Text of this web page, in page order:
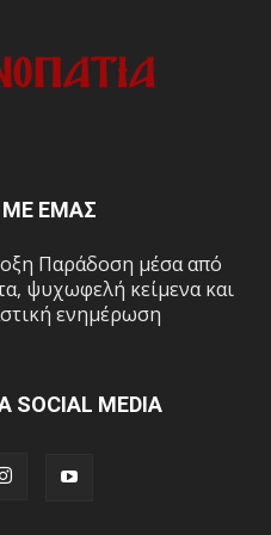
ΜΕ ΕΜΑΣ
Παράδοση μέσα από
ψυχωφελή κείμενα και
ενημέρωση
SOCIAL MEDIA